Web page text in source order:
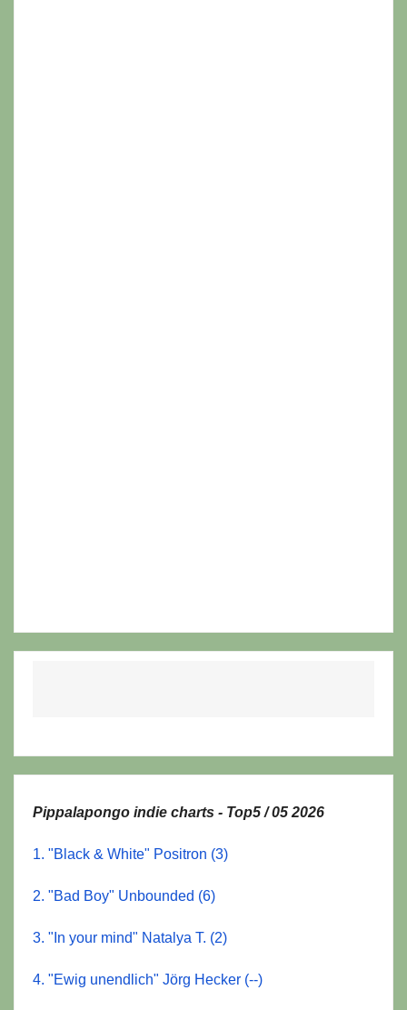
Pippalapongo indie charts - Top5 / 05 2026
1. "Black & White" Positron (3)
2. "Bad Boy" Unbounded (6)
3. "In your mind" Natalya T. (2)
4. "Ewig unendlich" Jörg Hecker (--)